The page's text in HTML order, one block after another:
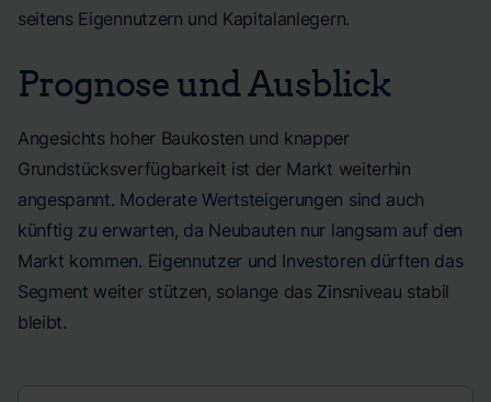
seitens Eigennutzern und Kapitalanlegern.
Prognose und Ausblick
Angesichts hoher Baukosten und knapper
Grundstücksverfügbarkeit ist der Markt weiterhin
angespannt. Moderate Wertsteigerungen sind auch
künftig zu erwarten, da Neubauten nur langsam auf den
Markt kommen. Eigennutzer und Investoren dürften das
Segment weiter stützen, solange das Zinsniveau stabil
bleibt.